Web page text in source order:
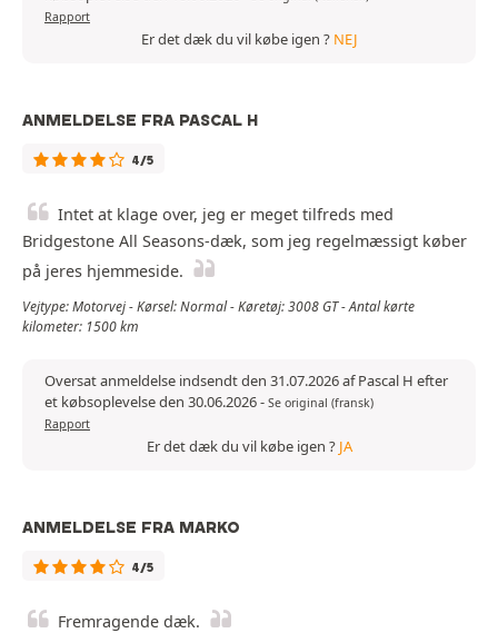
Rapport
Er det dæk du vil købe igen ? NEJ
ANMELDELSE FRA PASCAL H
4/5
Intet at klage over, jeg er meget tilfreds med
Bridgestone All Seasons-dæk, som jeg regelmæssigt køber
på jeres hjemmeside.
Vejtype: Motorvej - Kørsel: Normal - Køretøj: 3008 GT - Antal kørte
kilometer: 1500 km
Oversat anmeldelse indsendt den 31.07.2026 af Pascal H efter
et købsoplevelse den 30.06.2026- Se original (fransk)
Rapport
Er det dæk du vil købe igen ? JA
ANMELDELSE FRA MARKO
4/5
Fremragende dæk.